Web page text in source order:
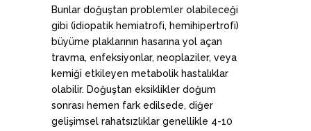
Bunlar doğuştan problemler olabileceği
gibi (idiopatik hemiatrofi, hemihipertrofi)
büyüme plaklarının hasarına yol açan
travma, enfeksiyonlar, neoplaziler, veya
kemiği etkileyen metabolik hastalıklar
olabilir. Doğuştan eksiklikler doğum
sonrası hemen fark edilsede, diğer
gelişimsel rahatsızlıklar genellikle 4-10